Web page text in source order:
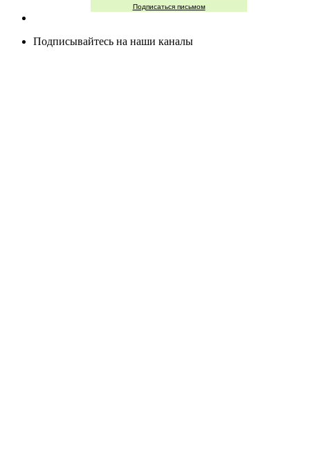
Подписаться письмом
Подписывайтесь на наши каналы